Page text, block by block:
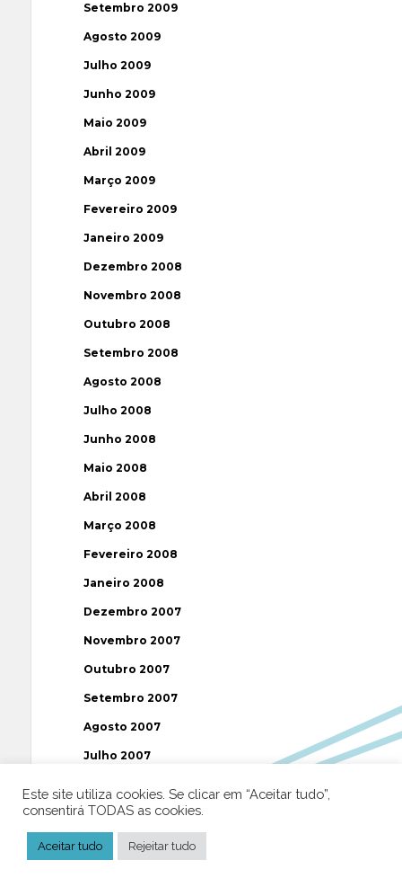
Setembro 2009
Agosto 2009
Julho 2009
Junho 2009
Maio 2009
Abril 2009
Março 2009
Fevereiro 2009
Janeiro 2009
Dezembro 2008
Novembro 2008
Outubro 2008
Setembro 2008
Agosto 2008
Julho 2008
Junho 2008
Maio 2008
Abril 2008
Março 2008
Fevereiro 2008
Janeiro 2008
Dezembro 2007
Novembro 2007
Outubro 2007
Setembro 2007
Agosto 2007
Julho 2007
Maio 2007
Abril 2007
Este site utiliza cookies. Se clicar em “Aceitar tudo”,
consentirá TODAS as cookies.
Aceitar tudo Rejeitar tudo